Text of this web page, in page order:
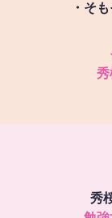
・そ
秀
秀